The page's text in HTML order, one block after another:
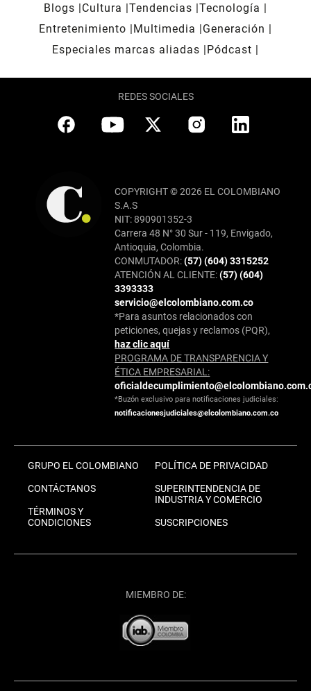
Blogs
Cultura Tendencias Tecnología
Entretenimiento
Multimedia
Generación
Especiales marcas aliadas
Pódcast
REDES SOCIALES
COPYRIGHT © 2026 EL COLOMBIANO
S.A.S
NIT: 890901352-3
Carrera 48 N° 30 Sur - 119, Envigado,
Antioquia, Colombia.
CONMUTADOR:(57) (604) 3315252
ATENCIÓN AL CLIENTE:(57) (604)
3393333
servicio@elcolombiano.com.co
*Para asuntos relacionados con
peticiones, quejas y reclamos (PQR),
haz clic aquí
PROGRAMA DE TRANSPARENCIA Y
ÉTICA EMPRESARIAL:
*Buzón exclusivo para notificaciones judiciales:
notificacionesjudiciales@elcolombiano.com.co
GRUPO EL COLOMBIANO
CONTÁCTANOS
TÉRMINOS Y
CONDICIONES
POLÍTICA DE PRIVACIDAD
SUPERINTENDENCIA DE
INDUSTRIA Y COMERCIO
SUSCRIPCIONES
MIEMBRO DE: